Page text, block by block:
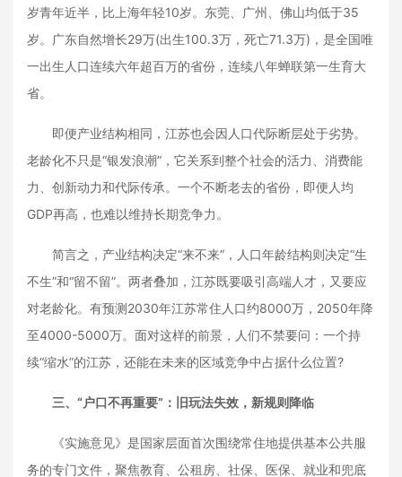
岁青年近半，比上海年轻10岁。东莞、广州、佛山均低于35
岁。广东自然增长29万(出生100.3万，死亡71.3万)，是全国唯
一出生人口连续六年超百万的省份，连续八年蝉联第一生育大
省。
即便产业结构相同，江苏也会因人口代际断层处于劣势。
老龄化不只是“银发浪潮”，它关系到整个社会的活力、消费能
力、创新动力和代际传承。一个不断老去的省份，即便人均
GDP再高，也难以维持长期竞争力。
简言之，产业结构决定“来不来”，人口年龄结构则决定“生
不生”和“留不留”。两者叠加，江苏既要吸引高端人才，又要应
对老龄化。有预测2030年江苏常住人口约8000万，2050年降
至4000-5000万。面对这样的前景，人们不禁要问：一个持
续“缩水”的江苏，还能在未来的区域竞争中占据什么位置?
三、“户口不再重要”：旧玩法失效，新规则降临
《实施意见》是国家层面首次围绕常住地提供基本公共服
务的专门文件，聚焦教育、公租房、社保、医保、就业和兜底